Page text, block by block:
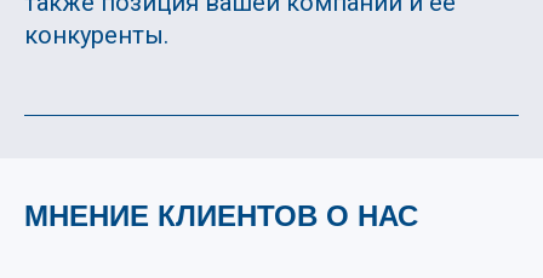
конкуренты.
МНЕНИЕ КЛИЕНТОВ О НАС